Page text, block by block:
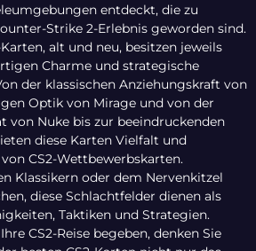
entdeckt, die zu
Strike 2-Erlebnis geworden sind.
alt und neu, besitzen jeweils
Charme und strategische
der klassischen Anziehungskraft von
Optik von Mirage und von der
von Nuke bis zur beeindruckenden
diese Karten Vielfalt und
CS2-Wettbewerbskarten.
Klassikern oder dem Nervenkitzel
diese Schlachtfelder dienen als
Taktiken und Strategien.
CS2-Reise begeben, denken Sie